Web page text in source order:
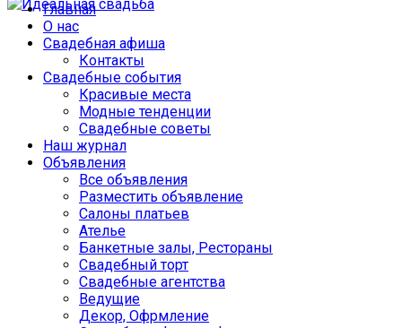
Главная
О нас
Свадебная афиша
Контакты
Свадебные события
Красивые места
Модные тенденции
Свадебные советы
Наш журнал
Объявления
Все объявления
Разместить объявление
Салоны платьев
Ателье
Банкетные залы, Рестораны
Свадебный торт
Свадебные агентства
Ведущие
Декор, Офрмление